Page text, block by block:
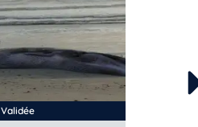
Validée